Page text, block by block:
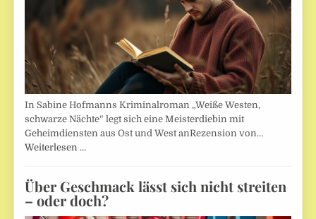
In Sabine Hofmanns Kriminalroman „Weiße Westen,
schwarze Nächte“ legt sich eine Meisterdiebin mit
Geheimdiensten aus Ost und West anRezension von…
Weiterlesen …
Über Geschmack lässt sich nicht streiten
– oder doch?